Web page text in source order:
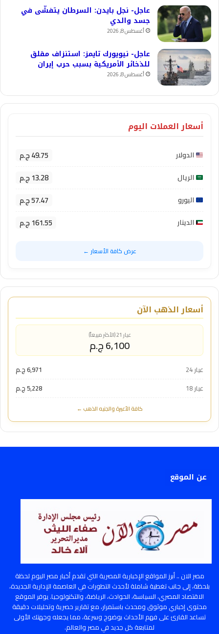
عاجل- نجل بايدن: السرطان يتفشّى في
جسد والدي
أغسطس 8, 2026
عاجل- نيويورك تايمز: استنزاف مقلق
للذخائر الأمريكية بسبب حرب إيران
أغسطس 8, 2026
أسعار العملات اليوم
الدولار 49.75 ج.م
الريال 13.28 ج.م
اليورو 57.47 ج.م
الدينار 161.55 ج.م
عرض كافة الأسعار ←
أسعار الذهب الآن
عيار 21 (الأكثر مبيعاً)
6,100 ج.م
عيار 24
6,971 ج.م
عيار 18
5,228 ج.م
كافة الأعيرة والجنيه الذهب ←
عن الموقع
مصر الان .. أبرز المواقع الإخبارية المصرية التي تقدم أخبار مصر اليوم لحظة
بلحظة، إلى جانب تغطية شاملة لأحدث التطورات في العاصمة الإدارية الجديدة،
الاقتصاد المصري، السياسة، الحوادث، الرياضة، والتكنولوجيا. يوفر الموقع
محتوى إخباري موثوق ومحدث باستمرار، مع تقارير حصرية وتحليلات دقيقة
تساعد القارئ على فهم الأحداث بوضوح وسرعة، مما يجعله وجهتك الأولى
لمتابعة كل جديد في مصر والعالم.